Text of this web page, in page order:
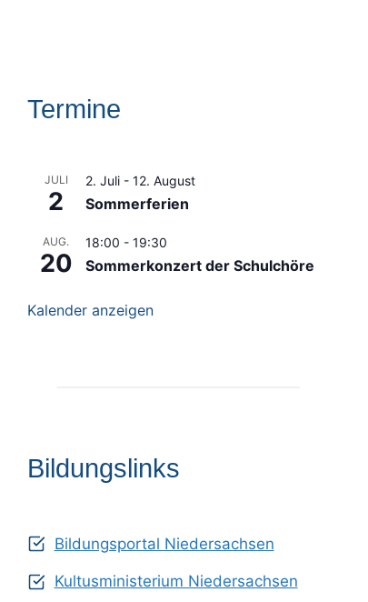
Termine
JULI
2
2. Juli- 12. August
Sommerferien
AUG.
20
18:00 - 19:30
Sommerkonzert der Schulchöre
Kalender anzeigen
Bildungslinks
Bildungsportal Niedersachsen
Kultusministerium Niedersachsen